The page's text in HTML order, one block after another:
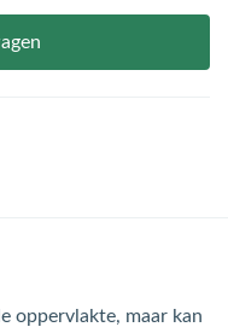
oppervlakte, maar kan